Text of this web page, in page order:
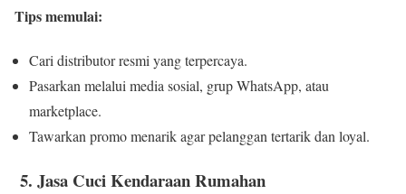
Tips memulai:
Cari distributor resmi yang terpercaya.
Pasarkan melalui media sosial, grup WhatsApp, atau
marketplace.
Tawarkan promo menarik agar pelanggan tertarik dan loyal.
5. Jasa Cuci Kendaraan Rumahan